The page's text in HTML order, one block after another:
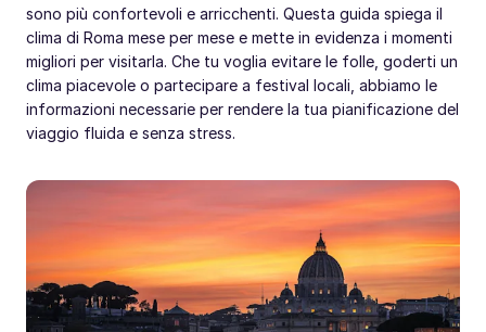
sono più confortevoli e arricchenti. Questa guida spiega il
clima di Roma mese per mese e mette in evidenza i momenti
migliori per visitarla. Che tu voglia evitare le folle, goderti un
clima piacevole o partecipare a festival locali, abbiamo le
informazioni necessarie per rendere la tua pianificazione del
viaggio fluida e senza stress.